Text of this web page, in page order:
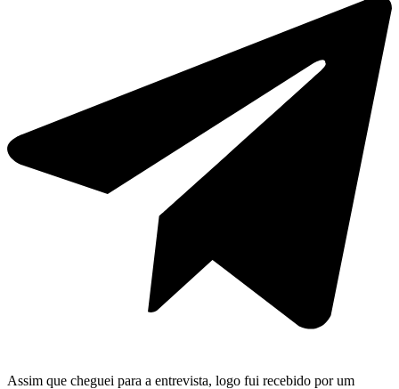
Assim que cheguei para a entrevista, logo fui recebido por um